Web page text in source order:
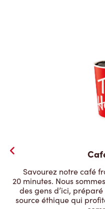
Savourez notre café
20 minutes. Nous
des gens d’ici,
source éthique qui